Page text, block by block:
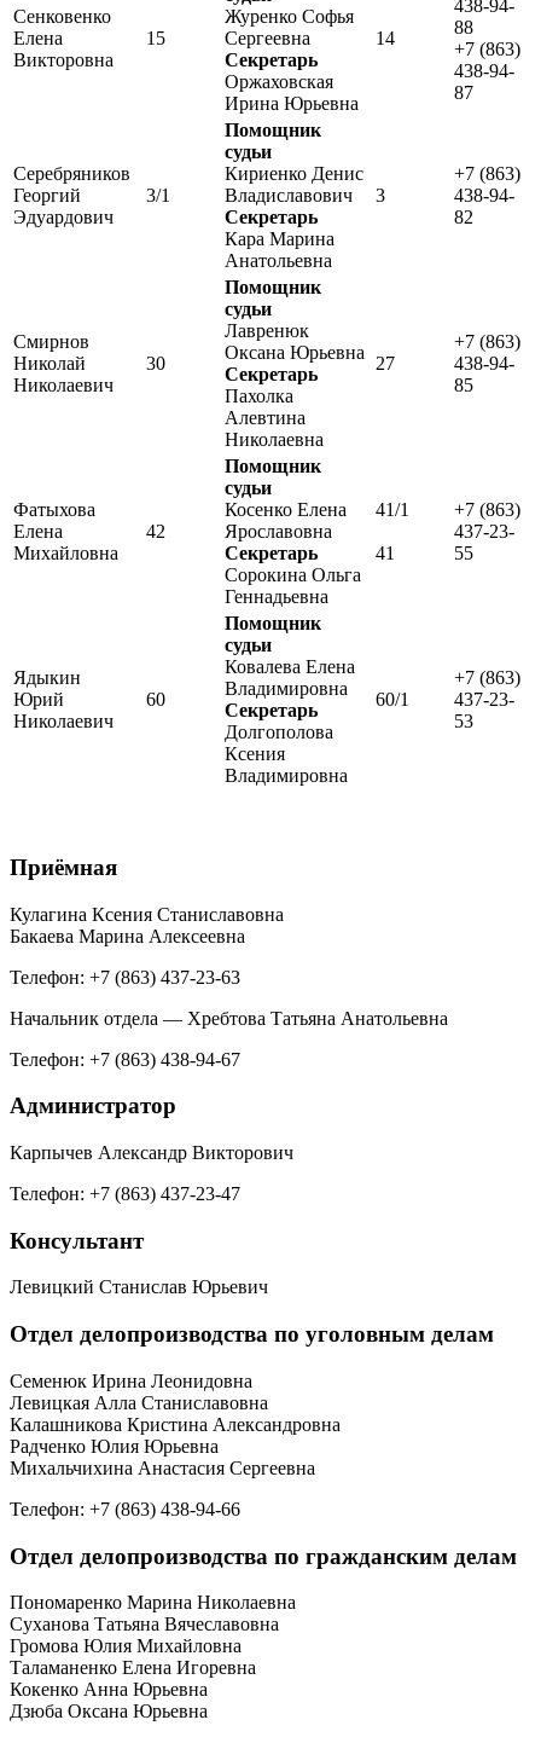
Сенковенко
Елена
Викторовна
15
Журенко Софья
Сергеевна
Секретарь
Оржаховская
Ирина Юрьевна
14
438-94-
88
+7 (863)
438-94-
87
Серебряников
Георгий
Эдуардович
3/1
Помощник
судьи
Кириенко Денис
Владиславович
Секретарь
Кара Марина
Анатольевна
3
+7 (863)
438-94-
82
Смирнов
Николай
Николаевич
30
Помощник
судьи
Лавренюк
Оксана Юрьевна
Секретарь
Пахолка
Алевтина
Николаевна
27
+7 (863)
438-94-
85
Фатыхова
Елена
Михайловна
42
Помощник
судьи
Косенко Елена
Ярославовна
Секретарь
Сорокина Ольга
Геннадьевна
41/1
41
+7 (863)
437-23-
55
Ядыкин
Юрий
Николаевич
60
Помощник
судьи
Ковалева Елена
Владимировна
Секретарь
Долгополова
Ксения
Владимировна
60/1
+7 (863)
437-23-
53
Приёмная
Кулагина Ксения Станиславовна
Бакаева Марина Алексеевна
Телефон: +7 (863) 437-23-63
Начальник отдела — Хребтова Татьяна Анатольевна
Телефон: +7 (863) 438-94-67
Администратор
Карпычев Александр Викторович
Телефон: +7 (863) 437-23-47
Консультант
Левицкий Станислав Юрьевич
Отдел делопроизводства по уголовным делам
Семенюк Ирина Леонидовна
Левицкая Алла Станиславовна
Калашникова Кристина Александровна
Радченко Юлия Юрьевна
Михальчихина Анастасия Сергеевна
Телефон: +7 (863) 438-94-66
Отдел делопроизводства по гражданским делам
Пономаренко Марина Николаевна
Суханова Татьяна Вячеславовна
Громова Юлия Михайловна
Таламаненко Елена Игоревна
Кокенко Анна Юрьевна
Дзюба Оксана Юрьевна